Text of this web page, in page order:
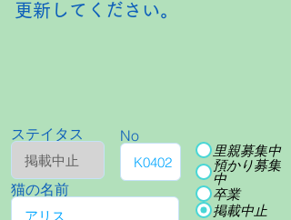
更新してください。
ステイタス No
猫の名前
里親募集中
預かり募集
中
卒業
掲載中止